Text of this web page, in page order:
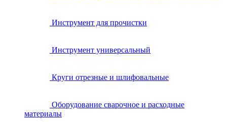
Инструмент для прочистки
Инструмент универсальный
Круги отрезные и шлифовальные
Оборудование сварочное и расходные
материалы